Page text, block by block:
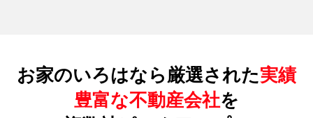
お家のいろはなら厳選された実績
豊富な不動産会社を